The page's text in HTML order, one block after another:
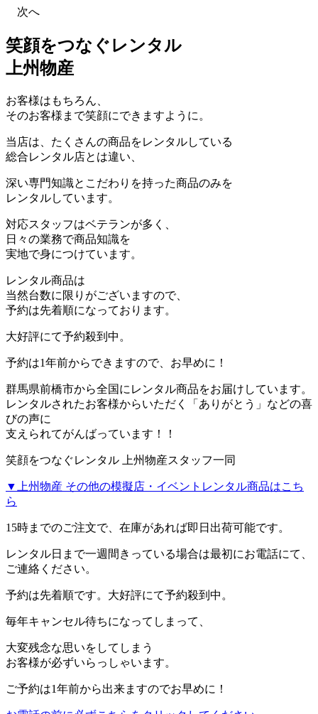
次へ
笑顔をつなぐレンタル
上州物産
お客様はもちろん、
そのお客様まで笑顔にできますように。
当店は、たくさんの商品をレンタルしている
総合レンタル店とは違い、
深い専門知識とこだわりを持った商品のみを
レンタルしています。
対応スタッフはベテランが多く、
日々の業務で商品知識を
実地で身につけています。
レンタル商品は
当然台数に限りがございますので、
予約は先着順になっております。
大好評にて予約殺到中。
予約は1年前からできますので、お早めに！
群馬県前橋市から全国にレンタル商品をお届けしています。
レンタルされたお客様からいただく「ありがとう」などの喜
びの声に
支えられてがんばっています！！
笑顔をつなぐレンタル 上州物産スタッフ一同
▼上州物産 その他の模擬店・イベントレンタル商品はこち
ら
15時までのご注文で、在庫があれば即日出荷可能です。
レンタル日まで一週間きっている場合は最初にお電話にて、
ご連絡ください。
予約は先着順です。大好評にて予約殺到中。
毎年キャンセル待ちになってしまって、
大変残念な思いをしてしまう
お客様が必ずいらっしゃいます。
ご予約は1年前から出来ますのでお早めに！